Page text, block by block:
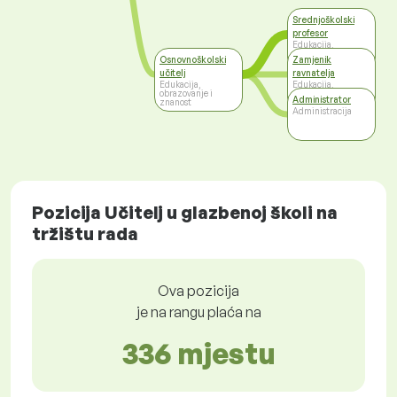
Osnovnoškolski
učitelj
Edukacija,
obrazovanje i
znanost
Srednjoškolski
profesor
Edukacija,
obrazovanje i
znanost
Zamjenik
ravnatelja
Edukacija,
obrazovanje i
znanost
Administrator
Administracija
Pozicija Učitelj u glazbenoj školi na
tržištu rada
Ova pozicija
je na rangu plaća na
336 mjestu